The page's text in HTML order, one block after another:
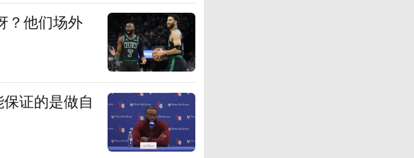
？他们场外
证的是做自